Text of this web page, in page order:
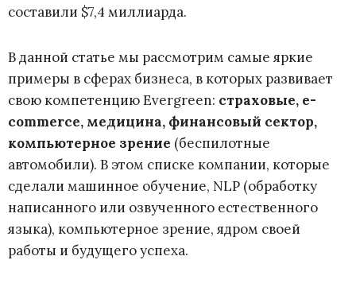
составили $7,4 миллиарда.
В данной статье мы рассмотрим самые яркие
примеры в сферах бизнеса, в которых развивает
свою компетенцию Evergreen: страховые, e-
commerce, медицина, финансовый сектор,
компьютерное зрение (беспилотные
автомобили). В этом списке компании, которые
сделали машинное обучение, NLP (обработку
написанного или озвученного естественного
языка), компьютерное зрение, ядром своей
работы и будущего успеха.